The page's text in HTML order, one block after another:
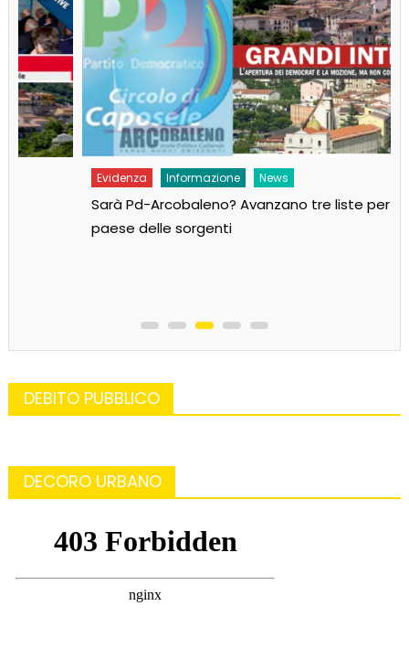
Informazione News
Sarà Pd-Arcobaleno? Avanzano tre liste per il
paese delle sorgenti
DEBITO PUBBLICO
DECORO URBANO